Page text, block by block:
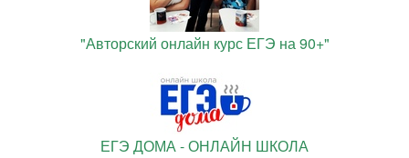
"Авторский онлайн курс ЕГЭ на 90+"
ЕГЭ ДОМА - ОНЛАЙН ШКОЛА